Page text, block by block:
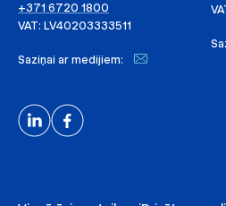
+371 6720 1800
VAT: LV40203333511
Saziņai ar medijiem: